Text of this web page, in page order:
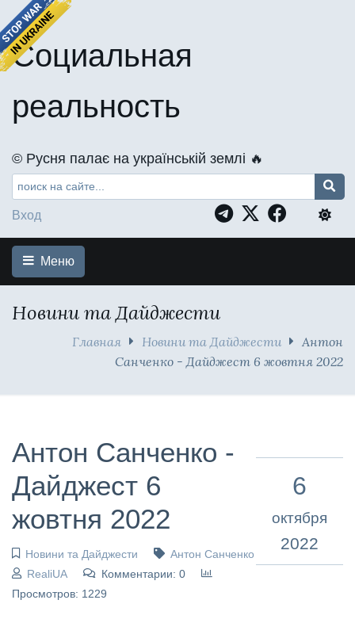
Социальная
реальность
©️ Русня палає на українській землі 🔥
Вход
Меню
Новини та Дайджести
Главная Новини та Дайджести
Антон
Санченко - Дайджест 6 жовтня 2022
Антон Санченко -
Дайджест 6
жовтня 2022
Новини та Дайджести
Антон Санченко
RealiUA
Комментарии: 0
Просмотров: 1229
6
октября
2022